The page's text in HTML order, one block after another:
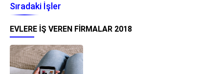
Sıradaki İşler
EVLERE İŞ VEREN FIRMALAR 2018